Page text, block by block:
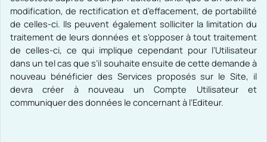
modification, de rectification et d’effacement, de portabilité
de celles-ci. Ils peuvent également solliciter la limitation du
traitement de leurs données et s’opposer à tout traitement
de celles-ci, ce qui implique cependant pour l’Utilisateur
dans un tel cas que s’il souhaite ensuite de cette demande à
nouveau bénéficier des Services proposés sur le Site, il
devra créer à nouveau un Compte Utilisateur et
communiquer des données le concernant à l’Editeur.